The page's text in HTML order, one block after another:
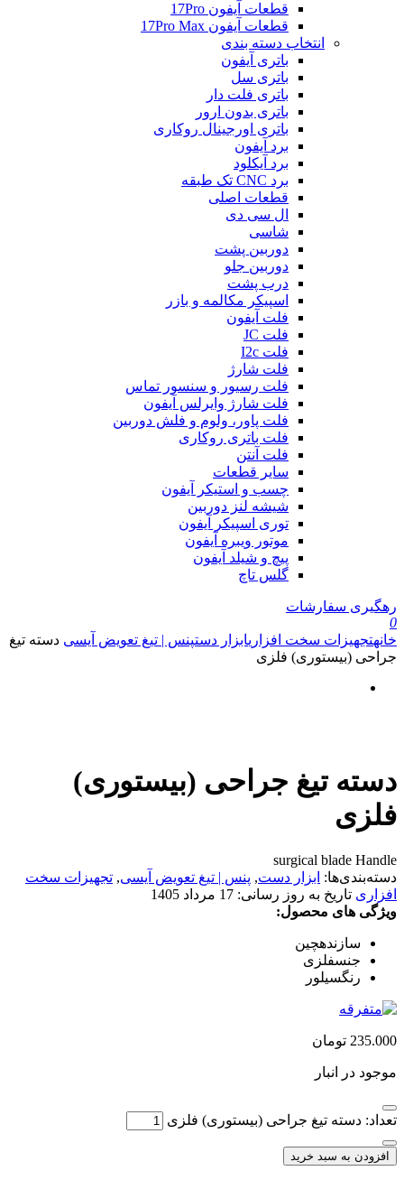
قطعات آیفون 17Pro
قطعات آیفون 17Pro Max
انتخاب دسته بندی
باتری آیفون
باتری سل
باتری فلت دار
باتری بدون ارور
باتری اورجینال روکاری
برد آیفون
برد آیکلود
برد CNC تک طبقه
قطعات اصلی
ال سی دی
شاسی
دوربین پشت
دوربین جلو
درب پشت
اسپیکر مکالمه و بازر
فلت آیفون
فلت JC
فلت I2c
فلت شارژ
فلت رسیور و سنسور تماس
فلت شارژ وایرلس آیفون
فلت پاور، ولوم و فلش دوربین
فلت باتری روکاری
فلت آنتن
سایر قطعات
چسب و استیکر آیفون
شیشه لنز دوربین
توری اسپیکر آیفون
موتور ویبره آیفون
پیچ و شیلد آیفون
گلس تاچ
رهگیری سفارشات
0
خانهتجهیزات سخت افزاریابزار دستپنس | تیغ تعویض آیسی دسته تیغ
جراحی (بیستوری) فلزی
دسته تیغ جراحی (بیستوری)
فلزی
surgical blade Handle
دسته‌بندی‌ها: ابزار دست, پنس | تیغ تعویض آیسی, تجهیزات سخت
افزاری تاریخ به روز رسانی: 17 مرداد 1405
ویژگی های محصول:
سازندهچین
جنسفلزی
رنگسیلور
235.000 تومان
موجود در انبار
تعداد: دسته تیغ جراحی (بیستوری) فلزی
افزودن به سبد خرید